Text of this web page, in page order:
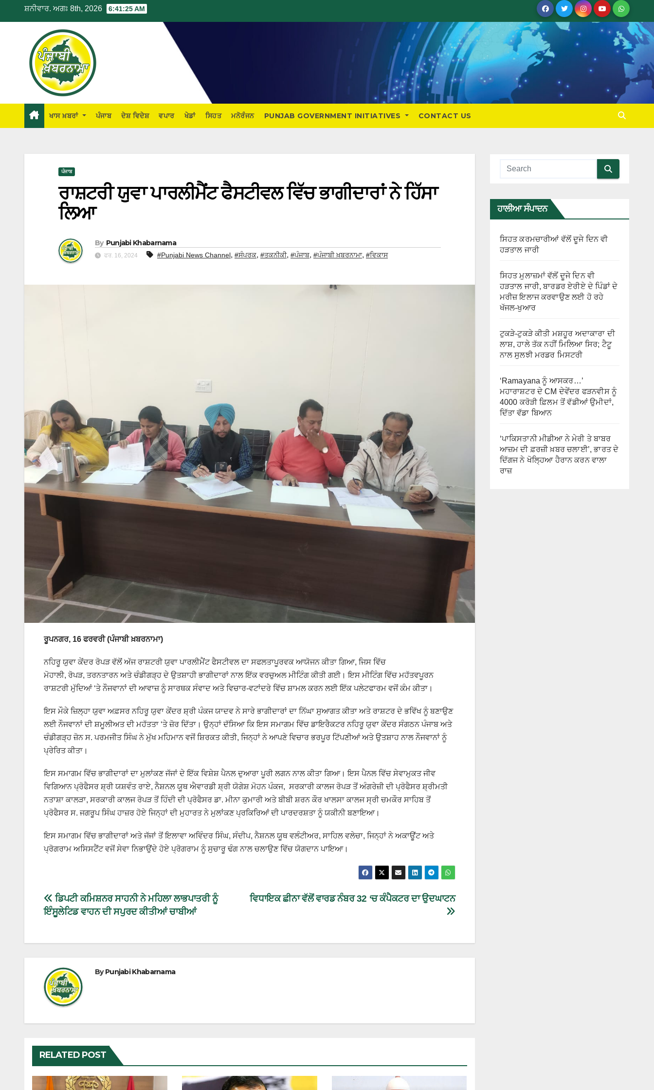
ਸ਼ਨੀਵਾਰ. ਅਗਃ 8th, 2026 6:41:26 AM
ਖਾਸ ਖ਼ਬਰਾਂ ਪੰਜਾਬ ਦੇਸ਼ ਵਿਦੇਸ਼ ਵਪਾਰ ਖੇਡਾਂ ਸਿਹਤ ਮਨੋਰੰਜਨ PUNJAB GOVERNMENT INITIATIVES CONTACT US
ਪੰਜਾਬ
ਰਾਸ਼ਟਰੀ ਯੁਵਾ ਪਾਰਲੀਮੈਂਟ ਫੈਸਟੀਵਲ ਵਿੱਚ ਭਾਗੀਦਾਰਾਂ ਨੇ ਹਿੱਸਾ
ਲਿਆ
By Punjabi Khabarnama
ਫਰ. 16, 2024 #Punjabi News Channel, #ਸੰਪਰਕ, #ਤਕਨੀਕੀ, #ਪੰਜਾਬ, #ਪੰਜਾਬੀ ਖ਼ਬਰਨਾਮਾ, #ਵਿਕਾਸ
ਰੂਪਨਗਰ, 16 ਫਰਵਰੀ (ਪੰਜਾਬੀ ਖ਼ਬਰਨਾਮਾ)
ਨਹਿਰੂ ਯੁਵਾ ਕੇਂਦਰ ਰੋਪੜ ਵੱਲੋਂ ਅੱਜ ਰਾਸ਼ਟਰੀ ਯੁਵਾ ਪਾਰਲੀਮੈਂਟ ਫੈਸਟੀਵਲ ਦਾ ਸਫਲਤਾਪੂਰਵਕ ਆਯੋਜਨ ਕੀਤਾ ਗਿਆ, ਜਿਸ ਵਿੱਚ
ਮੋਹਾਲੀ, ਰੋਪੜ, ਤਰਨਤਾਰਨ ਅਤੇ ਚੰਡੀਗੜ੍ਹ ਦੇ ਉਤਸ਼ਾਹੀ ਭਾਗੀਦਾਰਾਂ ਨਾਲ ਇੱਕ ਵਰਚੁਅਲ ਮੀਟਿੰਗ ਕੀਤੀ ਗਈ। ਇਸ ਮੀਟਿੰਗ ਵਿੱਚ ਮਹੱਤਵਪੂਰਨ
ਰਾਸ਼ਟਰੀ ਮੁੱਦਿਆਂ ‘ਤੇ ਨੌਜਵਾਨਾਂ ਦੀ ਆਵਾਜ਼ ਨੂੰ ਸਾਰਥਕ ਸੰਵਾਦ ਅਤੇ ਵਿਚਾਰ-ਵਟਾਂਦਰੇ ਵਿੱਚ ਸ਼ਾਮਲ ਕਰਨ ਲਈ ਇੱਕ ਪਲੇਟਫਾਰਮ ਵਜੋਂ ਕੰਮ ਕੀਤਾ।
ਇਸ ਮੌਕੇ ਜ਼ਿਲ੍ਹਾ ਯੁਵਾ ਅਫ਼ਸਰ ਨਹਿਰੂ ਯੁਵਾ ਕੇਂਦਰ ਸ਼੍ਰੀ ਪੰਕਜ ਯਾਦਵ ਨੇ ਸਾਰੇ ਭਾਗੀਦਾਰਾਂ ਦਾ ਨਿੱਘਾ ਸੁਆਗਤ ਕੀਤਾ ਅਤੇ ਰਾਸ਼ਟਰ ਦੇ ਭਵਿੱਖ ਨੂੰ ਬਣਾਉਣ
ਲਈ ਨੌਜਵਾਨਾਂ ਦੀ ਸ਼ਮੂਲੀਅਤ ਦੀ ਮਹੱਤਤਾ ‘ਤੇ ਜ਼ੋਰ ਦਿੱਤਾ। ਉਨ੍ਹਾਂ ਦੱਸਿਆ ਕਿ ਇਸ ਸਮਾਗਮ ਵਿੱਚ ਡਾਇਰੈਕਟਰ ਨਹਿਰੂ ਯੁਵਾ ਕੇਂਦਰ ਸੰਗਠਨ ਪੰਜਾਬ ਅਤੇ
ਚੰਡੀਗੜ੍ਹ ਜ਼ੋਨ ਸ. ਪਰਮਜੀਤ ਸਿੰਘ ਨੇ ਮੁੱਖ ਮਹਿਮਾਨ ਵਜੋਂ ਸ਼ਿਰਕਤ ਕੀਤੀ, ਜਿਨ੍ਹਾਂ ਨੇ ਆਪਣੇ ਵਿਚਾਰ ਭਰਪੂਰ ਟਿੱਪਣੀਆਂ ਅਤੇ ਉਤਸ਼ਾਹ ਨਾਲ ਨੌਜਵਾਨਾਂ ਨੂੰ
ਪ੍ਰੇਰਿਤ ਕੀਤਾ।
ਇਸ ਸਮਾਗਮ ਵਿੱਚ ਭਾਗੀਦਾਰਾਂ ਦਾ ਮੁਲਾਂਕਣ ਜੱਜਾਂ ਦੇ ਇੱਕ ਵਿਸ਼ੇਸ਼ ਪੈਨਲ ਦੁਆਰਾ ਪੂਰੀ ਲਗਨ ਨਾਲ ਕੀਤਾ ਗਿਆ। ਇਸ ਪੈਨਲ ਵਿੱਚ ਸੇਵਾਮੁਕਤ ਜੀਵ
ਵਿਗਿਆਨ ਪ੍ਰੋਫੈਸਰ ਸ਼੍ਰੀ ਯਸ਼ਵੰਤ ਰਾਏ, ਨੈਸ਼ਨਲ ਯੂਥ ਐਵਾਰਡੀ ਸ਼੍ਰੀ ਯੋਗੇਸ਼ ਮੋਹਨ ਪੰਕਜ, ਸਰਕਾਰੀ ਕਾਲਜ ਰੋਪੜ ਤੋਂ ਅੰਗਰੇਜ਼ੀ ਦੀ ਪ੍ਰੋਫੈਸਰ ਸ਼੍ਰੀਮਤੀ
ਨਤਾਸ਼ਾ ਕਾਲੜਾ, ਸਰਕਾਰੀ ਕਾਲਜ ਰੋਪੜ ਤੋਂ ਹਿੰਦੀ ਦੀ ਪ੍ਰੋਫੈਸਰ ਡਾ. ਮੀਨਾ ਕੁਮਾਰੀ ਅਤੇ ਬੀਬੀ ਸ਼ਰਨ ਕੌਰ ਖਾਲਸਾ ਕਾਲਜ ਸ੍ਰੀ ਚਮਕੌਰ ਸਾਹਿਬ ਤੋਂ
ਪ੍ਰੋਫੈਸਰ ਸ. ਜਗਰੂਪ ਸਿੰਘ ਹਾਜ਼ਰ ਹੋਏ ਜਿਨ੍ਹਾਂ ਦੀ ਮੁਹਾਰਤ ਨੇ ਮੁਲਾਂਕਣ ਪ੍ਰਕਿਰਿਆਂ ਦੀ ਪਾਰਦਰਸ਼ਤਾ ਨੂੰ ਯਕੀਨੀ ਬਣਾਇਆ।
ਇਸ ਸਮਾਗਮ ਵਿੱਚ ਭਾਗੀਦਾਰਾਂ ਅਤੇ ਜੱਜਾਂ ਤੋਂ ਇਲਾਵਾ ਅਵਿੰਦਰ ਸਿੰਘ, ਸੰਦੀਪ, ਨੈਸ਼ਨਲ ਯੂਥ ਵਲੰਟੀਅਰ, ਸਾਹਿਲ ਵਲੇਚਾ, ਜਿਨ੍ਹਾਂ ਨੇ ਅਕਾਊਂਟ ਅਤੇ
ਪ੍ਰੋਗਰਾਮ ਅਸਿਸਟੈਂਟ ਵਜੋਂ ਸੇਵਾ ਨਿਭਾਉਂਦੇ ਹੋਏ ਪ੍ਰੋਗਰਾਮ ਨੂੰ ਸੁਚਾਰੂ ਢੰਗ ਨਾਲ ਚਲਾਉਣ ਵਿੱਚ ਯੋਗਦਾਨ ਪਾਇਆ।
ਵਿਧਾਇਕ ਛੀਨਾ ਵੱਲੋਂ ਵਾਰਡ ਨੰਬਰ 32 ‘ਚ ਕੰਪੈਕਟਰ ਦਾ ਉਦਘਾਟਨ
ਡਿਪਟੀ ਕਮਿਸ਼ਨਰ ਸਾਹਨੀ ਨੇ ਮਹਿਲਾ ਲਾਭਪਾਤਰੀ ਨੂੰ
ਇੰਸੂਲੇਟਿਡ ਵਾਹਨ ਦੀ ਸਪੁਰਦ ਕੀਤੀਆਂ ਚਾਬੀਆਂ
ByPunjabi Khabarnama
RELATED POST
ਹਾਲੀਆ ਸੰਪਾਦਨ
ਸਿਹਤ ਕਰਮਚਾਰੀਆਂ ਵੱਲੋਂ ਦੂਜੇ ਦਿਨ ਵੀ
ਹੜਤਾਲ ਜਾਰੀ
ਸਿਹਤ ਮੁਲਾਜ਼ਮਾਂ ਵੱਲੋਂ ਦੂਜੇ ਦਿਨ ਵੀ
ਹੜਤਾਲ ਜਾਰੀ, ਬਾਰਡਰ ਏਰੀਏ ਦੇ ਪਿੰਡਾਂ ਦੇ
ਮਰੀਜ਼ ਇਲਾਜ ਕਰਵਾਉਣ ਲਈ ਹੋ ਰਹੇ
ਖੱਜਲ-ਖੁਆਰ
ਟੁਕੜੇ-ਟੁਕੜੇ ਕੀਤੀ ਮਸ਼ਹੂਰ ਅਦਾਕਾਰਾ ਦੀ
ਲਾਸ਼, ਹਾਲੇ ਤੱਕ ਨਹੀਂ ਮਿਲਿਆ ਸਿਰ; ਟੈਟੂ
ਨਾਲ ਸੁਲਝੀ ਮਰਡਰ ਮਿਸਟਰੀ
‘Ramayana ਨੂੰ ਆਸਕਰ…’
ਮਹਾਰਾਸ਼ਟਰ ਦੇ CM ਦੇਵੇਂਦਰ ਫੜਨਵੀਸ ਨੂੰ
4000 ਕਰੋੜੀ ਫ਼ਿਲਮ ਤੋਂ ਵੱਡੀਆਂ ਉਮੀਦਾਂ,
ਦਿੱਤਾ ਵੱਡਾ ਬਿਆਨ
‘ਪਾਕਿਸਤਾਨੀ ਮੀਡੀਆ ਨੇ ਮੇਰੀ ਤੇ ਬਾਬਰ
ਆਜ਼ਮ ਦੀ ਫ਼ਰਜ਼ੀ ਖ਼ਬਰ ਚਲਾਈ’, ਭਾਰਤ ਦੇ
ਦਿੱਗਜ ਨੇ ਖੋਲ੍ਹਿਆ ਹੈਰਾਨ ਕਰਨ ਵਾਲਾ
ਰਾਜ਼